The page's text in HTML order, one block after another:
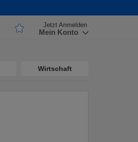
Jetzt Anmelden
Mein Konto
Wirtschaft